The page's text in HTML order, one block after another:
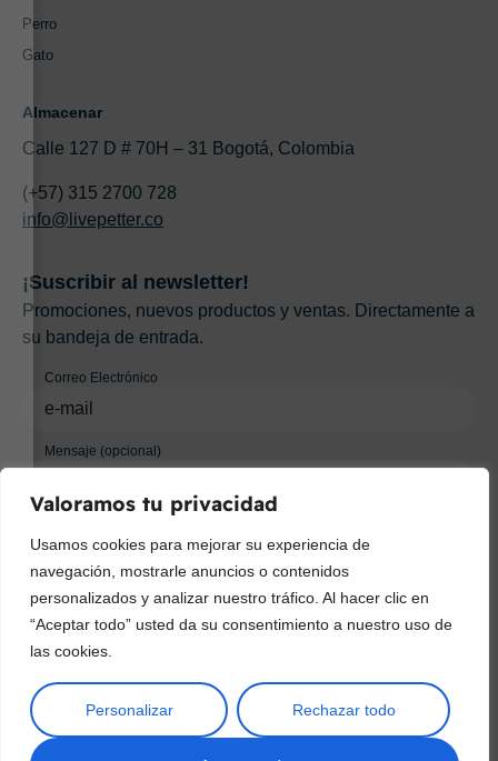
Valoramos tu privacidad
Usamos cookies para mejorar su experiencia de
navegación, mostrarle anuncios o contenidos
personalizados y analizar nuestro tráfico. Al hacer clic en
“Aceptar todo” usted da su consentimiento a nuestro uso de
las cookies.
Personalizar Rechazar todo
Perro
Gato
Almacenar
Calle 127 D # 70H – 31 Bogotá, Colombia
(+57) 315 2700 728
info@livepetter.co
Copyright © 2025 ¦ livepetter: Todos los derechos reservados.
política de privacidad
¡Suscribir al newsletter!
Promociones, nuevos productos y ventas. Directamente a
su bandeja de entrada.
Correo Electrónico
Mensaje (opcional)
Suscribir